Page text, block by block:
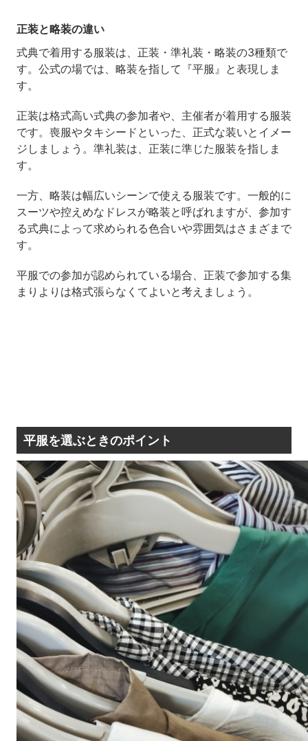
正装と略装の違い
式典で着用する服装は、正装・準礼装・略装の3種類で
す。公式の場では、略装を指して『平服』と表現しま
す。
正装は格式高い式典の参加者や、主催者が着用する服装
です。喪服やタキシードといった、正式な装いとイメー
ジしましょう。準礼装は、正装に準じた服装を指しま
す。
一方、略装は幅広いシーンで使える服装です。一般的に
スーツや控えめなドレスが略装と呼ばれますが、参加す
る式典によって求められる色合いや雰囲気はさまざまで
す。
平服での参加が認められている場合、正装で参加する集
まりよりは格式張らなくてよいと考えましょう。
平服を選ぶときのポイント